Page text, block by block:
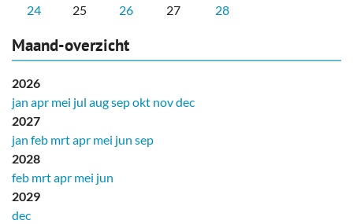
24
25 26 27 28
Maand-overzicht
2026
jan apr mei jul augsepokt novdec
2027
jan feb mrtapr mei jun sep
2028
feb mrtapr mei jun
2029
dec